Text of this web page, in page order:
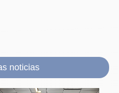
noticias